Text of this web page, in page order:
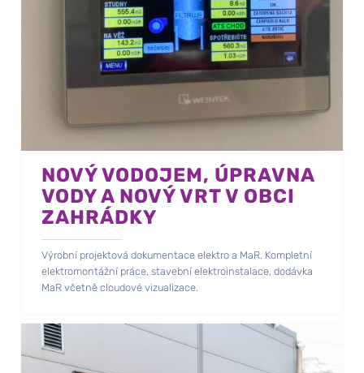
NOVÝ VODOJEM, ÚPRAVNA
VODY A NOVÝ VRT V OBCI
ZAHRÁDKY
Výrobní projektová dokumentace elektro a MaR. Kompletní
elektromontážní práce, stavební elektroinstalace, dodávka
MaR včetně cloudové vizualizace.